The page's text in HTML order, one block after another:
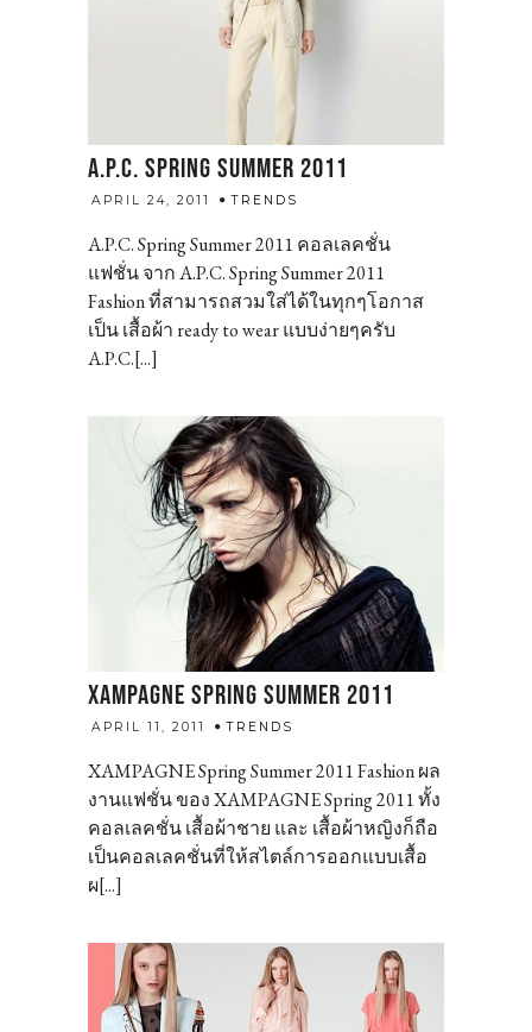
A.P.C. SPRING SUMMER 2011
APRIL 24, 2011 TRENDS
A.P.C. Spring Summer 2011 คอลเลคชั่น
แฟชั่น จาก A.P.C. Spring Summer 2011
Fashion ที่สามารถสวมใส่ได้ในทุกๆโอกาส
เป็น เสื้อผ้า ready to wear แบบง่ายๆครับ
A.P.C.[...]
XAMPAGNE SPRING SUMMER 2011
APRIL 11, 2011 TRENDS
XAMPAGNE Spring Summer 2011 Fashion ผล
งานแฟชั่น ของ XAMPAGNE Spring 2011 ทั้ง
คอลเลคชั่น เสื้อผ้าชาย และ เสื้อผ้าหญิงก็ถือ
เป็นคอลเลคชั่นที่ให้สไตล์การออกแบบเสื้อ
ผ[...]